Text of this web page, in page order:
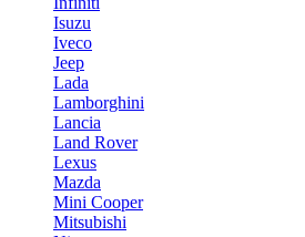
Isuzu
Iveco
Jeep
Lada
Lamborghini
Lancia
Land Rover
Lexus
Mazda
Mini Cooper
Mitsubishi